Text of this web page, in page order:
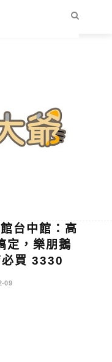
台中館：高
定，樂朋鵝
買 3330
09